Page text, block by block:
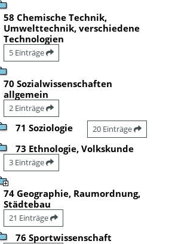
58 Chemische Technik,
Umwelttechnik, verschiedene
Technologien
5 Einträge
70 Sozialwissenschaften
allgemein
2 Einträge
71 Soziologie 20 Einträge
73 Ethnologie, Volkskunde
3 Einträge
74 Geographie, Raumordnung,
Städtebau
21 Einträge
76 Sportwissenschaft